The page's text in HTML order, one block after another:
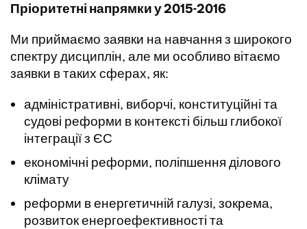
Пріоритетні напрямки у 2015-2016
Ми приймаємо заявки на навчання з широкого
спектру дисциплін, але ми особливо вітаємо
заявки в таких сферах, як:
адміністративні, виборчі, конституційні та
судові реформи в контексті більш глибокої
інтеграції з ЄС
економічні реформи, поліпшення ділового
клімату
реформи в енергетичній галузі, зокрема,
розвиток енергоефективності та